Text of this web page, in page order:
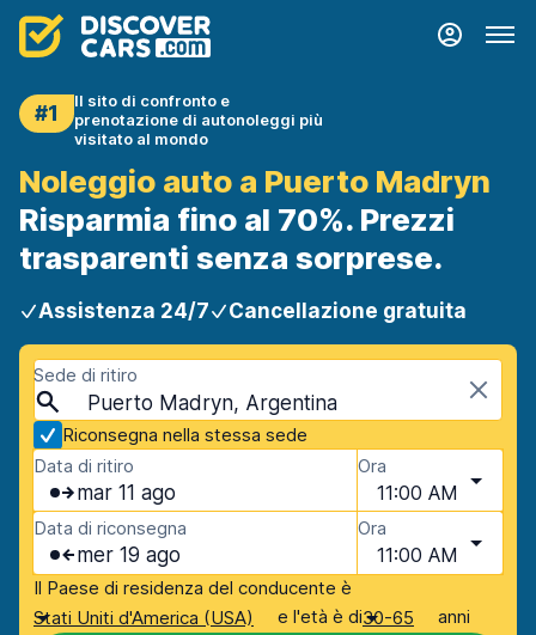
#1
Il sito di confronto e
prenotazione di autonoleggi più
visitato al mondo
Noleggio auto a Puerto Madryn
Risparmia fino al 70%. Prezzi
trasparenti senza sorprese.
Assistenza 24/7 Cancellazione gratuita
Sede di ritiro
Puerto Madryn, Argentina
Riconsegna nella stessa sede
Data di ritiro
mar 11 ago
Ora
11:00 AM
Data di riconsegna
mer 19 ago
Ora
11:00 AM
Il Paese di residenza del conducente è
Stati Uniti d'America (USA)
e l'età è di30-65 anni